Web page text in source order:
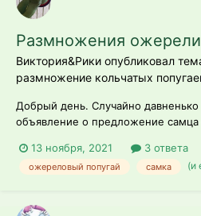
Размножения
Виктория&Рики опубликовал
размножение кольчатых
Добрый день. Случайно давненько
объявление о предложение
хочу узнать у опытных/знающих
подсаживать к самке самца? Как
13 ноября, 2021 3 ответа
ожереловый попугай самка (и